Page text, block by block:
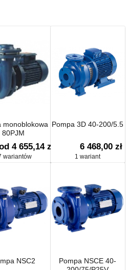
monoblokowa
80PJM
4 655,14 zł
wariantów
Pompa 3D 40-200/5.5
6 468,00 zł
1 wariant
NSC2
Pompa NSCE 40-